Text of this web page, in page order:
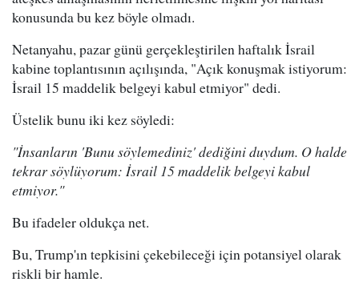
konusunda bu kez böyle olmadı.
Netanyahu, pazar günü gerçekleştirilen haftalık İsrail
kabine toplantısının açılışında, "Açık konuşmak istiyorum:
İsrail 15 maddelik belgeyi kabul etmiyor" dedi.
Üstelik bunu iki kez söyledi:
"İnsanların 'Bunu söylemediniz' dediğini duydum. O halde
tekrar söylüyorum: İsrail 15 maddelik belgeyi kabul
etmiyor."
Bu ifadeler oldukça net.
Bu, Trump'ın tepkisini çekebileceği için potansiyel olarak
riskli bir hamle.